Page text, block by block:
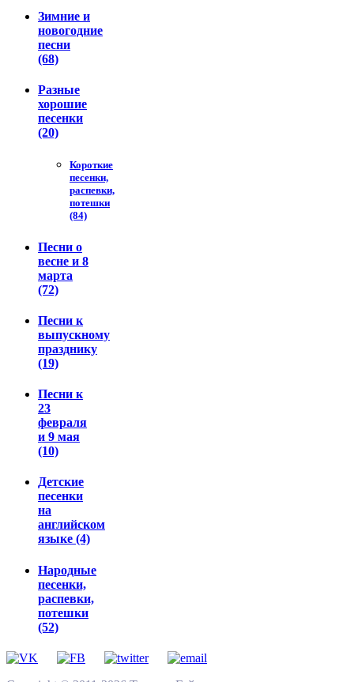
Зимние и
новогодние
песни
(68)
Разные
хорошие
песенки
(20)
Короткие
песенки,
распевки,
потешки
(84)
Песни о
весне и 8
марта
(72)
Песни к
выпускному
празднику
(19)
Песни к
23
февраля
и 9 мая
(10)
Детские
песенки
на
английском
языке (4)
Народные
песенки,
распевки,
потешки
(52)